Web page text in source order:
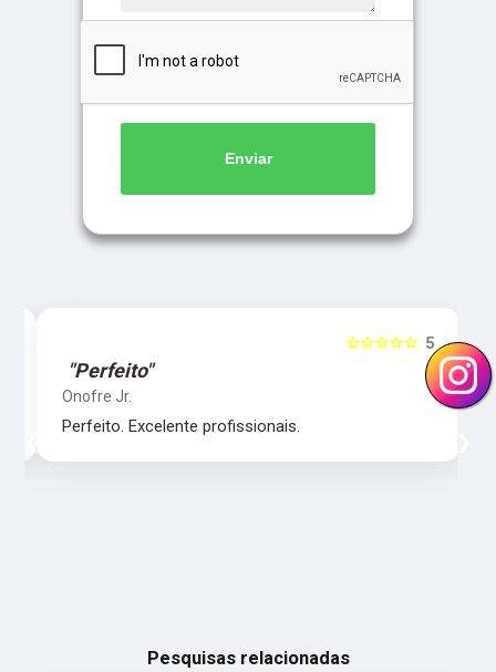
Enviar
5
☆☆☆☆☆
"Perfeito"
Onofre Jr.
Perfeito. Excelente profissionais.
‹
Pesquisas relacionadas